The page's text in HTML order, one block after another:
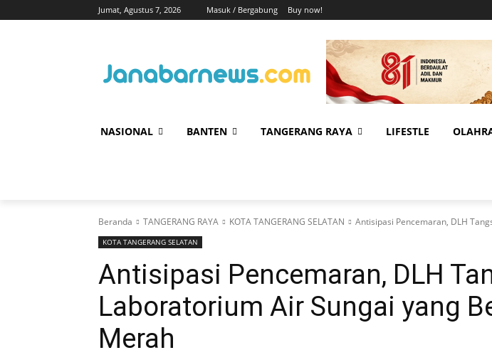
Jumat, Agustus 7, 2026 Masuk / Bergabung Buy now!
NASIONAL BANTEN TANGERANG RAYA LIFESTLE
Beranda TANGERANG RAYA KOTA TANGERANG SELATAN Antisipasi Pencemaran, DLH
KOTA TANGERANG SELATAN
Antisipasi Pencemaran, DLH
Laboratorium Air Sungai yang
Merah